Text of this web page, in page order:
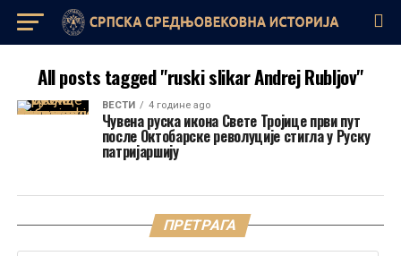
All posts tagged "ruski slikar Andrej Rubljov"
ВЕСТИ 4 године ago
Чувена руска икона Свете Тројице први пут
после Октобарске револуције стигла у Руску
патријаршију
ПРЕТРАГА